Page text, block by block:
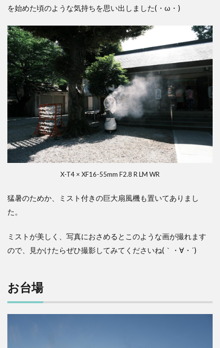
を始めた頃のような気持ちを思い出しました(・ω・)
X-T4 × XF16-55mm F2.8 R LM WR
猛暑のためか、ミスト付きの巨大扇風機も置いてありまし
た。
ミストが美しく、写真におさめるとこのような画が撮れます
ので、見かけたらぜひ撮影してみてくださいね(｀・∀・´)
お台場